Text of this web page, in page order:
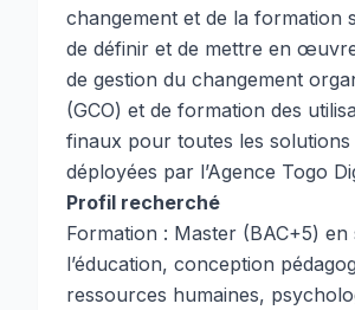
changement et de la formation
de définir et de mettre en
de gestion du changement
(GCO) et de formation des
finaux pour toutes les solutions
déployées par l’Agence Togo
Profil recherché
Formation : Master (BAC+5) en
l’éducation, conception
ressources humaines,